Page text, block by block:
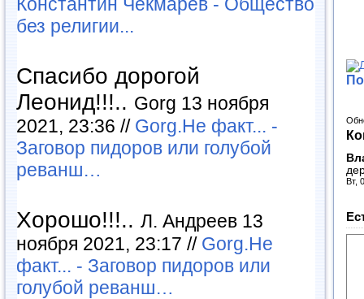
без религии...
Спасибо дорогой
Леонид!!!.. Gorg 13 ноября
2021, 23:36 // Gorg.Не факт... -
Заговор пидоров или голубой
реванш…
Хорошо!!!.. Л. Андреев 13
ноября 2021, 23:17 // Gorg.Не
факт... - Заговор пидоров или
голубой реванш…
Вт,